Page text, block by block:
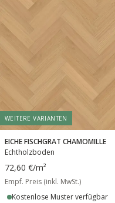
WEITERE VARIANTEN
EICHE FISCHGRAT CHAMOMILLE
Echtholzboden
72,60 €/m²
Empf. Preis (inkl. MwSt.)
Kostenlose Muster verfügbar